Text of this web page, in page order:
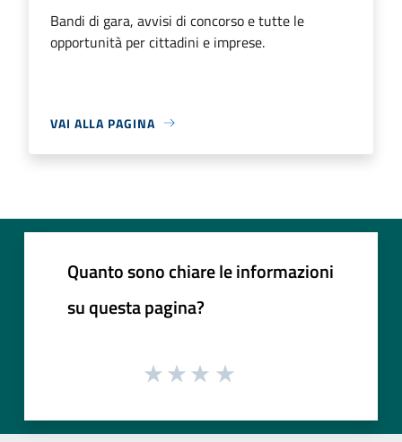
Bandi di gara, avvisi di concorso e tutte le
opportunità per cittadini e imprese.
VAI ALLA PAGINA
Quanto sono chiare le informazioni
su questa pagina?